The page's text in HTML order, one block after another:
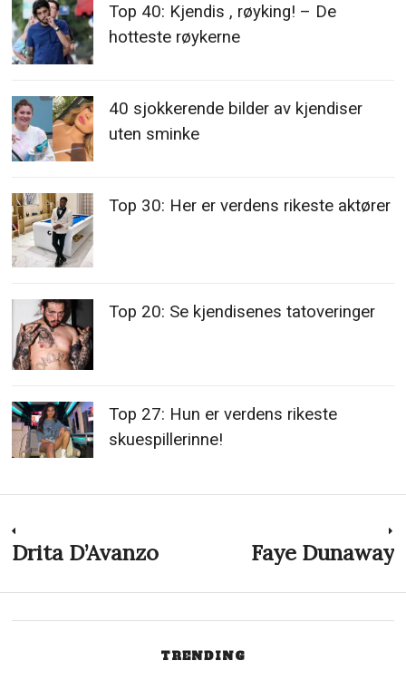
Top 40: Kjendis , røyking! – De
hotteste røykerne
40 sjokkerende bilder av kjendiser
uten sminke
Top 30: Her er verdens rikeste aktører
Top 20: Se kjendisenes tatoveringer
Top 27: Hun er verdens rikeste
skuespillerinne!
Innleggsnavigasjon
Previous
Drita D’Avanzo Faye Dunaway
TRENDING